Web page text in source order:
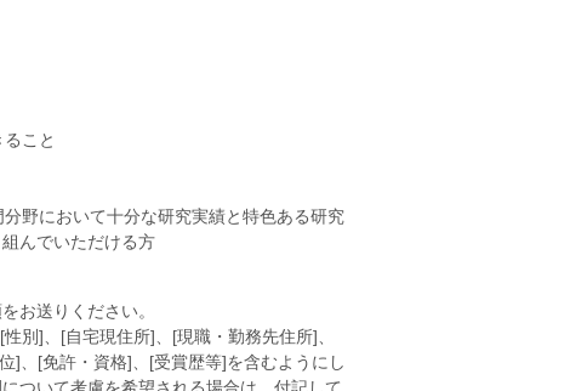
こと
野において十分な研究実績と特色ある研究
んでいただける方
お送りください。
別]、[自宅現住所]、[現職・勤務先住所]、
]、[免許・資格]、[受賞歴等]を含むようにし